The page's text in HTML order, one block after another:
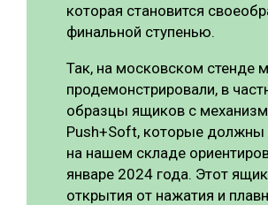
которая становится
финальной ступенью.
Так, на московском стенде
продемонстрировали, в
образцы ящиков с
Push+Soft, которые должны
на нашем складе
январе 2024 года. Этот
открытия от нажатия и